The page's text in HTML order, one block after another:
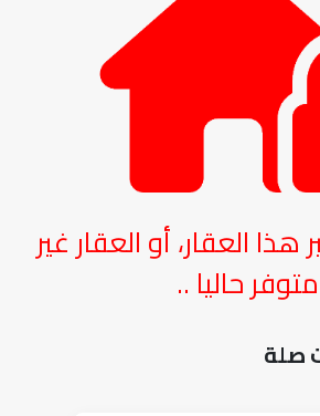
هذا العقار، أو العقار غير
متوفر حاليا ..
صلة